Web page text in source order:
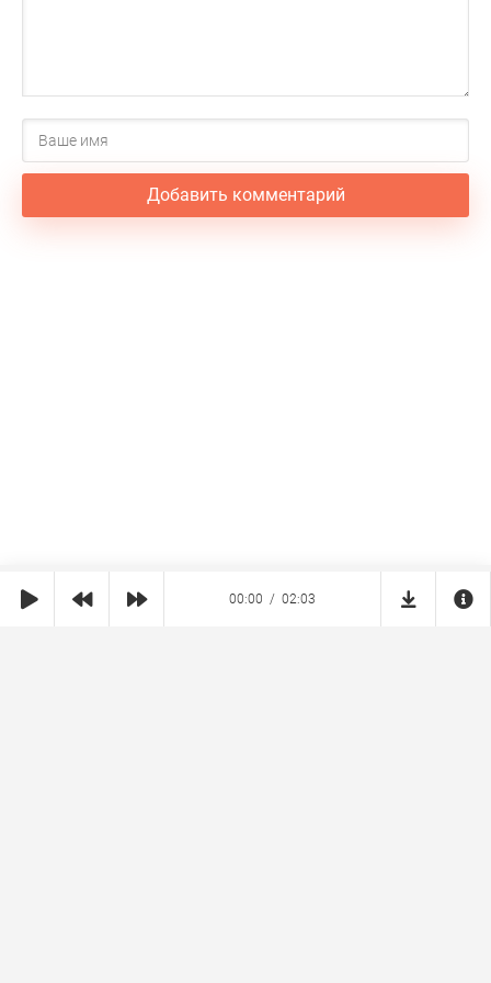
Клянусь, что найду способ
Написать тебе привет
Даже если слезы
Облочат, я найду тебя
Добавить комментарий
00:00 02:03